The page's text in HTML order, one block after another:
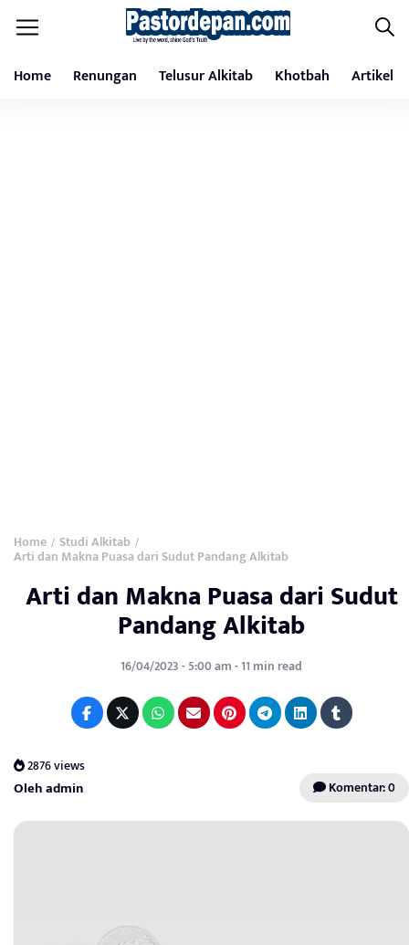
Home Renungan Telusur Alkitab Khotbah Artikel
Home / Studi Alkitab /
Arti dan Makna Puasa dari Sudut Pandang Alkitab
Arti dan Makna Puasa dari Sudut
Pandang Alkitab
16/04/2023 - 5:00 am - 11 min read
2876 views
Oleh admin Komentar: 0